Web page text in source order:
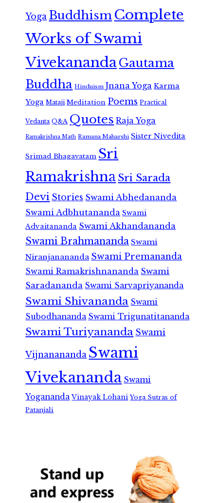
Yoga Buddhism Complete
Works of Swami
VivekanandaGautama
Buddha Hinduism Jnana Yoga Karma
Yoga Mataji Meditation Poems Practical
Vedanta Q&A Quotes Raja Yoga
Ramakrishna Math Ramana Maharshi Sister Nivedita
Srimad Bhagavatam Sri
RamakrishnaSri Sarada
Devi Stories Swami Abhedananda
Swami Adbhutananda Swami
Advaitananda Swami Akhandananda
Swami Brahmananda Swami
Niranjanananda Swami Premananda
Swami Ramakrishnananda Swami
Saradananda Swami Sarvapriyananda
Swami Shivananda Swami
Subodhananda Swami Trigunatitananda
Swami Turiyananda Swami
Vijnanananda Swami
Vivekananda Swami
Yogananda Vinayak Lohani Yoga Sutras of
Patanjali